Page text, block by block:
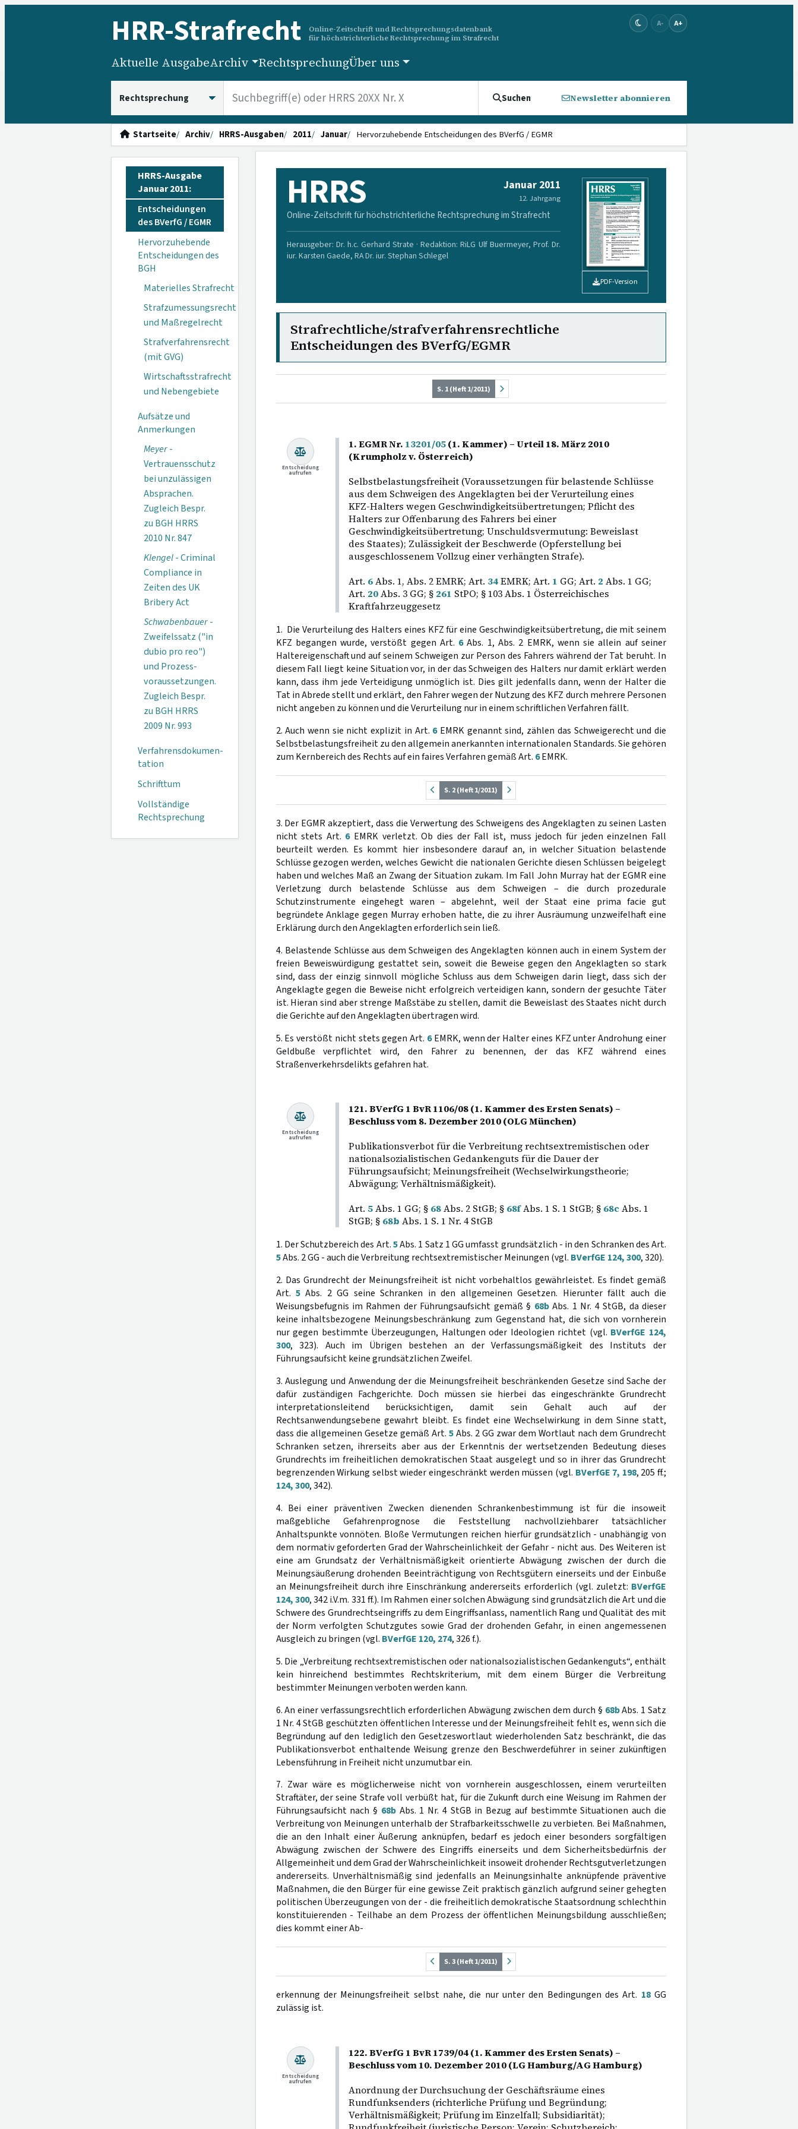
HRR-Strafrecht
Online-Zeitschrift und Rechtsprechungsdatenbank
für höchstrichterliche Rechtsprechung im Strafrecht
A- A+
Aktuelle AusgabeArchiv RechtsprechungÜber uns
Suchen Newsletter abonnieren
Startseite Archiv HRRS-Ausgaben 2011 Januar Hervorzuhebende Entscheidungen des BVerfG / EGMR
HRRS-Ausgabe
Januar 2011:
Entscheidungen
des BVerfG / EGMR
Hervorzuhebende
Entscheidungen des
BGH
Materielles Strafrecht
Strafzumessungsrecht
und Maßregelrecht
Strafverfahrensrecht
(mit GVG)
Wirtschaftsstrafrecht
und Nebengebiete
Aufsätze und
Anmerkungen
Meyer-
Vertrauensschutz
bei unzulässigen
Absprachen.
Zugleich Bespr.
zu BGH HRRS
2010 Nr. 847
Klengel- Criminal
Compliance in
Zeiten des UK
Bribery Act
Schwabenbauer-
Zweifelssatz ("in
dubio pro reo")
und Prozess­
voraussetzungen.
Zugleich Bespr.
zu BGH HRRS
2009 Nr. 993
Verfahrensdokumen­
tation
Schrifttum
Vollständige
Rechtsprechung
HRRS Januar 2011
12. Jahrgang
Online-Zeitschrift für höchstrichterliche Rechtsprechung im Strafrecht
Herausgeber: Dr. h.c. Gerhard Strate · Redaktion: RiLG Ulf Buermeyer, Prof. Dr.
iur. Karsten Gaede, RA Dr. iur. Stephan Schlegel
PDF-Version
Strafrechtliche/strafverfahrensrechtliche
Entscheidungen des BVerfG/EGMR
S. 1 (Heft 1/2011)
1. EGMR Nr. 13201/05(1. Kammer) – Urteil 18. März 2010
(Krumpholz v. Österreich)
Selbstbelastungsfreiheit (Voraussetzungen für belastende Schlüsse
aus dem Schweigen des Angeklagten bei der Verurteilung eines
KFZ-Halters wegen Geschwindigkeitsübertretungen; Pflicht des
Halters zur Offenbarung des Fahrers bei einer
Geschwindigkeitsübertretung; Unschuldsvermutung: Beweislast
des Staates); Zulässigkeit der Beschwerde (Opferstellung bei
ausgeschlossenem Vollzug einer verhängten Strafe).
Art. 6Abs. 1, Abs. 2 EMRK; Art. 34EMRK; Art. 1 GG; Art. 2 Abs. 1 GG;
Art. 20Abs. 3 GG; § 261 StPO; § 103 Abs. 1 Österreichisches
Kraftfahrzeuggesetz
Entscheidung
aufrufen
1. Die Verurteilung des Halters eines KFZ für eine Geschwindigkeitsübertretung, die mit seinem
KFZ begangen wurde, verstößt gegen Art. 6Abs. 1, Abs. 2 EMRK, wenn sie allein auf seiner
Haltereigenschaft und auf seinem Schweigen zur Person des Fahrers während der Tat beruht. In
diesem Fall liegt keine Situation vor, in der das Schweigen des Halters nur damit erklärt werden
kann, dass ihm jede Verteidigung unmöglich ist. Dies gilt jedenfalls dann, wenn der Halter die
Tat in Abrede stellt und erklärt, den Fahrer wegen der Nutzung des KFZ durch mehrere Personen
nicht angeben zu können und die Verurteilung nur in einem schriftlichen Verfahren fällt.
2. Auch wenn sie nicht explizit in Art. 6EMRK genannt sind, zählen das Schweigerecht und die
Selbstbelastungsfreiheit zu den allgemein anerkannten internationalen Standards. Sie gehören
zum Kernbereich des Rechts auf ein faires Verfahren gemäß Art. 6EMRK.
S. 2 (Heft 1/2011)
3. Der EGMR akzeptiert, dass die Verwertung des Schweigens des Angeklagten zu seinen Lasten
nicht stets Art. 6EMRK verletzt. Ob dies der Fall ist, muss jedoch für jeden einzelnen Fall
beurteilt werden. Es kommt hier insbesondere darauf an, in welcher Situation belastende
Schlüsse gezogen werden, welches Gewicht die nationalen Gerichte diesen Schlüssen beigelegt
haben und welches Maß an Zwang der Situation zukam. Im Fall John Murray hat der EGMR eine
Verletzung durch belastende Schlüsse aus dem Schweigen – die durch prozedurale
Schutzinstrumente eingehegt waren – abgelehnt, weil der Staat eine prima facie gut
begründete Anklage gegen Murray erhoben hatte, die zu ihrer Ausräumung unzweifelhaft eine
Erklärung durch den Angeklagten erforderlich sein ließ.
4. Belastende Schlüsse aus dem Schweigen des Angeklagten können auch in einem System der
freien Beweiswürdigung gestattet sein, soweit die Beweise gegen den Angeklagten so stark
sind, dass der einzig sinnvoll mögliche Schluss aus dem Schweigen darin liegt, dass sich der
Angeklagte gegen die Beweise nicht erfolgreich verteidigen kann, sondern der gesuchte Täter
ist. Hieran sind aber strenge Maßstäbe zu stellen, damit die Beweislast des Staates nicht durch
die Gerichte auf den Angeklagten übertragen wird.
5. Es verstößt nicht stets gegen Art. 6EMRK, wenn der Halter eines KFZ unter Androhung einer
Geldbuße verpflichtet wird, den Fahrer zu benennen, der das KFZ während eines
Straßenverkehrsdelikts gefahren hat.
121. BVerfG 1 BvR 1106/08 (1. Kammer des Ersten Senats) –
Beschluss vom 8. Dezember 2010 (OLG München)
Publikationsverbot für die Verbreitung rechtsextremistischen oder
nationalsozialistischen Gedankenguts für die Dauer der
Führungsaufsicht; Meinungsfreiheit (Wechselwirkungstheorie;
Abwägung; Verhältnismäßigkeit).
Art. 5Abs. 1 GG; § 68Abs. 2 StGB; § 68fAbs. 1 S. 1 StGB; § 68cAbs. 1
StGB; § 68b Abs. 1 S. 1 Nr. 4 StGB
Entscheidung
aufrufen
1. Der Schutzbereich des Art.5Abs. 1 Satz 1 GG umfasst grundsätzlich - in den Schranken des Art.
5Abs. 2 GG - auch die Verbreitung rechtsextremistischer Meinungen (vgl. BVerfGE 124, 300, 320).
2. Das Grundrecht der Meinungsfreiheit ist nicht vorbehaltlos gewährleistet. Es findet gemäß
Art. 5Abs. 2 GG seine Schranken in den allgemeinen Gesetzen. Hierunter fällt auch die
Weisungsbefugnis im Rahmen der Führungsaufsicht gemäß § 68bAbs. 1 Nr. 4 StGB, da dieser
keine inhaltsbezogene Meinungsbeschränkung zum Gegenstand hat, die sich von vornherein
nur gegen bestimmte Überzeugungen, Haltungen oder Ideologien richtet (vgl. BVerfGE 124,
300, 323). Auch im Übrigen bestehen an der Verfassungsmäßigkeit des Instituts der
Führungsaufsicht keine grundsätzlichen Zweifel.
3. Auslegung und Anwendung der die Meinungsfreiheit beschränkenden Gesetze sind Sache der
dafür zuständigen Fachgerichte. Doch müssen sie hierbei das eingeschränkte Grundrecht
interpretationsleitend berücksichtigen, damit sein Gehalt auch auf der
Rechtsanwendungsebene gewahrt bleibt. Es findet eine Wechselwirkung in dem Sinne statt,
dass die allgemeinen Gesetze gemäß Art. 5Abs. 2 GG zwar dem Wortlaut nach dem Grundrecht
Schranken setzen, ihrerseits aber aus der Erkenntnis der wertsetzenden Bedeutung dieses
Grundrechts im freiheitlichen demokratischen Staat ausgelegt und so in ihrer das Grundrecht
begrenzenden Wirkung selbst wieder eingeschränkt werden müssen (vgl. BVerfGE 7, 198, 205 ff.;
124, 300, 342).
4. Bei einer präventiven Zwecken dienenden Schrankenbestimmung ist für die insoweit
maßgebliche Gefahrenprognose die Feststellung nachvollziehbarer tatsächlicher
Anhaltspunkte vonnöten. Bloße Vermutungen reichen hierfür grundsätzlich - unabhängig von
dem normativ geforderten Grad der Wahrscheinlichkeit der Gefahr - nicht aus. Des Weiteren ist
eine am Grundsatz der Verhältnismäßigkeit orientierte Abwägung zwischen der durch die
Meinungsäußerung drohenden Beeinträchtigung von Rechtsgütern einerseits und der Einbuße
an Meinungsfreiheit durch ihre Einschränkung andererseits erforderlich (vgl. zuletzt: BVerfGE
124, 300, 342 i.V.m. 331 ff.). Im Rahmen einer solchen Abwägung sind grundsätzlich die Art und die
Schwere des Grundrechtseingriffs zu dem Eingriffsanlass, namentlich Rang und Qualität des mit
der Norm verfolgten Schutzgutes sowie Grad der drohenden Gefahr, in einen angemessenen
Ausgleich zu bringen (vgl. BVerfGE 120, 274, 326 f.).
5. Die „Verbreitung rechtsextremistischen oder nationalsozialistischen Gedankenguts“, enthält
kein hinreichend bestimmtes Rechtskriterium, mit dem einem Bürger die Verbreitung
bestimmter Meinungen verboten werden kann.
6. An einer verfassungsrechtlich erforderlichen Abwägung zwischen dem durch § 68bAbs. 1 Satz
1 Nr. 4 StGB geschützten öffentlichen Interesse und der Meinungsfreiheit fehlt es, wenn sich die
Begründung auf den lediglich den Gesetzeswortlaut wiederholenden Satz beschränkt, die das
Publikationsverbot enthaltende Weisung grenze den Beschwerdeführer in seiner zukünftigen
Lebensführung in Freiheit nicht unzumutbar ein.
7. Zwar wäre es möglicherweise nicht von vornherein ausgeschlossen, einem verurteilten
Straftäter, der seine Strafe voll verbüßt hat, für die Zukunft durch eine Weisung im Rahmen der
Führungsaufsicht nach § 68bAbs. 1 Nr. 4 StGB in Bezug auf bestimmte Situationen auch die
Verbreitung von Meinungen unterhalb der Strafbarkeitsschwelle zu verbieten. Bei Maßnahmen,
die an den Inhalt einer Äußerung anknüpfen, bedarf es jedoch einer besonders sorgfältigen
Abwägung zwischen der Schwere des Eingriffs einerseits und dem Sicherheitsbedürfnis der
Allgemeinheit und dem Grad der Wahrscheinlichkeit insoweit drohender Rechtsgutverletzungen
andererseits. Unverhältnismäßig sind jedenfalls an Meinungsinhalte anknüpfende präventive
Maßnahmen, die den Bürger für eine gewisse Zeit praktisch gänzlich aufgrund seiner gehegten
politischen Überzeugungen von der - die freiheitlich demokratische Staatsordnung schlechthin
konstituierenden - Teilhabe an dem Prozess der öffentlichen Meinungsbildung ausschließen;
dies kommt einer Ab-
S. 3 (Heft 1/2011)
erkennung der Meinungsfreiheit selbst nahe, die nur unter den Bedingungen des Art. 18GG
zulässig ist.
122. BVerfG 1 BvR 1739/04 (1. Kammer des Ersten Senats) –
Beschluss vom 10. Dezember 2010 (LG Hamburg/AG Hamburg)
Anordnung der Durchsuchung der Geschäftsräume eines
Rundfunksenders (richterliche Prüfung und Begründung;
Verhältnismäßigkeit; Prüfung im Einzelfall; Subsidiarität);
Entscheidung
aufrufen